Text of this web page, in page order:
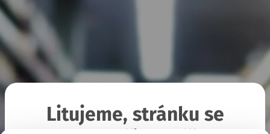
Litujeme, stránku se